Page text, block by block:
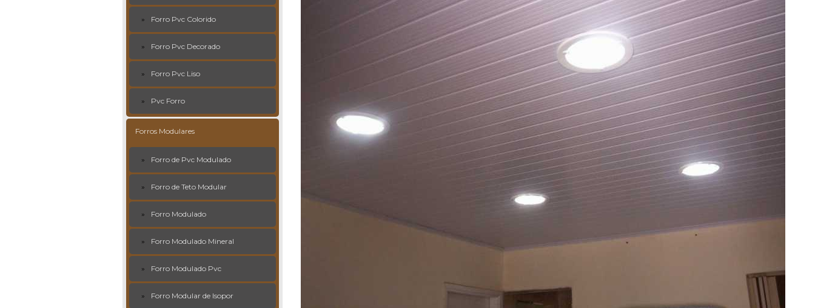
Forro Pvc Colorido
Forro Pvc Decorado
Forro Pvc Liso
Pvc Forro
Forros Modulares
Forro de Pvc Modulado
Forro de Teto Modular
Forro Modulado
Forro Modulado Mineral
Forro Modulado Pvc
Forro Modular de Isopor